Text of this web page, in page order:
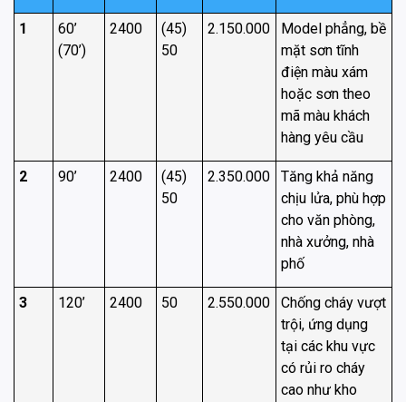
1
60’
(70’)
2400
(45)
50
2.150.000
Model phẳng, bề
mặt sơn tĩnh
điện màu xám
hoặc sơn theo
mã màu khách
hàng yêu cầu
2 90’ 2400
(45)
50
2.350.000
Tăng khả năng
chịu lửa, phù hợp
cho văn phòng,
nhà xưởng, nhà
phố
3 120’ 2400 50 2.550.000
Chống cháy vượt
trội, ứng dụng
tại các khu vực
có rủi ro cháy
cao như kho